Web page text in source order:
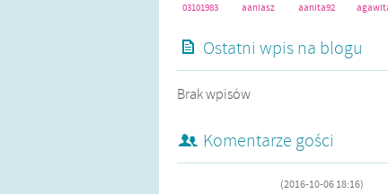
03101983 aaniasz aanita92
Ostatni wpis na blogu
Brak wpisów
Komentarze gości
(2016-10-06 18:16)